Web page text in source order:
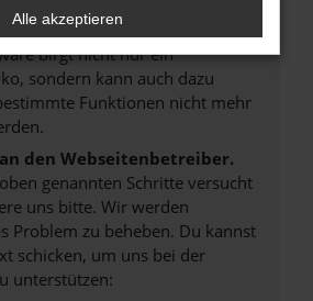
birgt nicht nur ein
sondern kann auch dazu
Funktionen nicht mehr
den Webseitenbetreiber.
genannten Schritte versucht
uns bitte. Wir werden
Problem zu beheben. Du kannst
schicken, um uns bei der
unterstützen:
Alle akzeptieren